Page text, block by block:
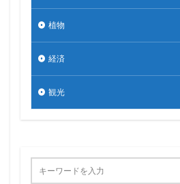
植物
経済
観光